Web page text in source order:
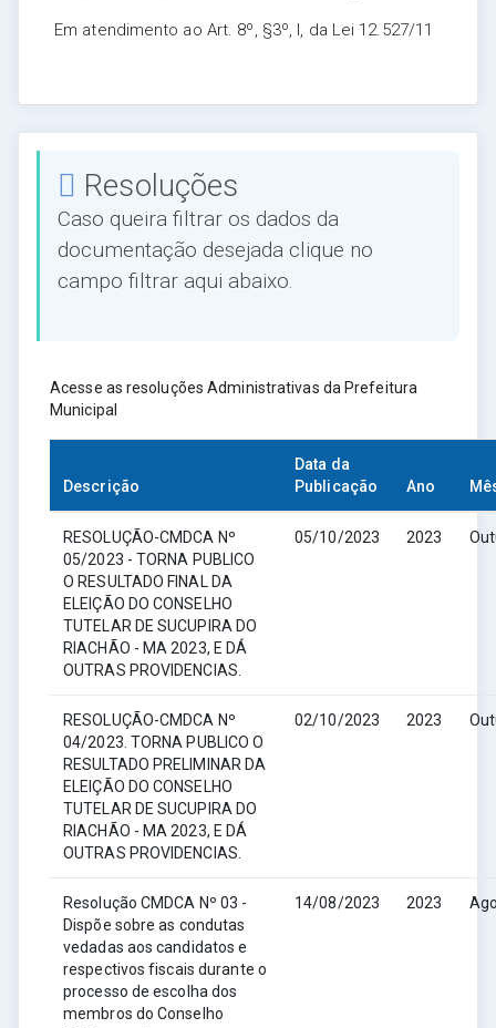
Em atendimento ao Art. 8º, §3º, I, da Lei 12.527/11
Resoluções
Caso queira filtrar os dados da
documentação desejada clique no
campo filtrar aqui abaixo.
Acesse as resoluções Administrativas da Prefeitura
Municipal
Descrição
Data da
Publicação
Ano
RESOLUÇÃO-CMDCA Nº
05/2023 - TORNA PUBLICO
O RESULTADO FINAL DA
ELEIÇÃO DO CONSELHO
TUTELAR DE SUCUPIRA DO
RIACHÃO - MA 2023, E DÁ
OUTRAS PROVIDENCIAS.
05/10/2023 2023
RESOLUÇÃO-CMDCA Nº
04/2023. TORNA PUBLICO O
RESULTADO PRELIMINAR DA
ELEIÇÃO DO CONSELHO
TUTELAR DE SUCUPIRA DO
RIACHÃO - MA 2023, E DÁ
OUTRAS PROVIDENCIAS.
02/10/2023 2023
Resolução CMDCA Nº 03 -
Dispõe sobre as condutas
vedadas aos candidatos e
respectivos fiscais durante o
processo de escolha dos
membros do Conselho
14/08/2023 2023